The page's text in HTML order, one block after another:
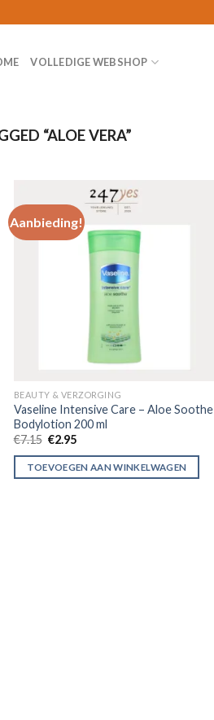
VOLLEDIGE WEBSHOP
“ALOE VERA”
Aanbieding!
BEAUTY & VERZORGING
Vaseline Intensive Care – Aloe Soothe
Bodylotion 200 ml
€7.15 €2.95
TOEVOEGEN AAN WINKELWAGEN